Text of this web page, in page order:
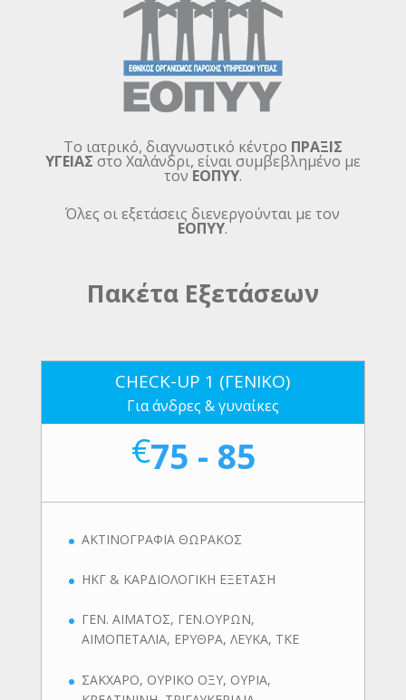
Το ιατρικό, διαγνωστικό κέντρο ΠΡΑΞΙΣ
ΥΓΕΙΑΣ στο Χαλάνδρι, είναι συμβεβλημένο με
τονΕΟΠΥΥ.
Όλες οι εξετάσεις διενεργούνται με τον
ΕΟΠΥΥ.
Πακέτα Εξετάσεων
CHECK-UP 1 (ΓΕΝΙΚΟ)
Για άνδρες & γυναίκες
€75 - 85
ΑΚΤΙΝΟΓΡΑΦΙΑ ΘΩΡΑΚΟΣ
ΗΚΓ & ΚΑΡΔΙΟΛΟΓΙΚΗ ΕΞΕΤΑΣΗ
ΓΕΝ. ΑΙΜΑΤΟΣ, ΓΕΝ.ΟΥΡΩΝ,
ΑΙΜΟΠΕΤΑΛΙΑ, ΕΡΥΘΡΑ, ΛΕΥΚΑ, ΤΚΕ
ΣΑΚΧΑΡΟ, ΟΥΡΙΚΟ ΟΞΥ, ΟΥΡΙΑ,